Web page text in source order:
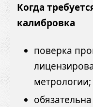
Когда
калибровка
поверка
метрологии;